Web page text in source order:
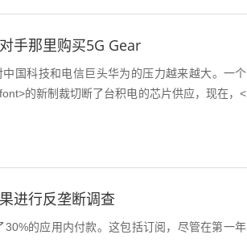
手那里购买5G Gear
国科技和电信巨头华为的压力越来越大。一个
的新制裁切断了台积电的芯片供应，现在，<
进行反垄断调查
的应用内付款。这包括订阅，尽管在第一年